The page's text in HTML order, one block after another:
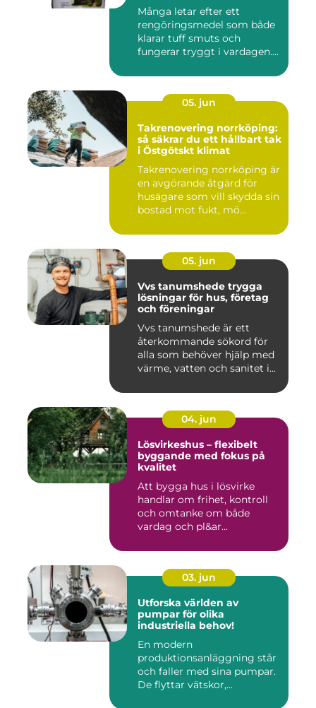
Många letar efter ett
rengöringsmedel som både
klarar tuff smuts och
fungerar tryggt i vardagen.
05. jun
Takrenovering norrköping:
så säkrar du ett hållbart tak
i Östgötskt klimat
Takrenovering norrköping är
en avgörande åtgärd för
husägare som vill skydda sin
bostad mot fukt, mö...
05. jun
Vvs tanumshede trygga
lösningar för hus, företag
och föreningar
Vvs tanumshede är ett
återkommande sökord för
alla som behöver hjälp med
värme, vatten och sanitet i...
04. jun
Lösvirkeshus – flexibelt
byggande med fokus på
kvalitet
Att bygga hus i lösvirke
handlar om frihet, kontroll
och omtanke om både
vardag och pl&ar...
03. jun
Utforska världen av
pumpar för olika
industriella behov!
En modern
produktionsanläggning står
och faller med sina pumpar.
De flyttar vätskor,...